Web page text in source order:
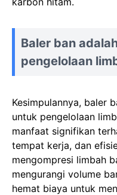
Baler ban
pengelolaan
Kesimpulannya, baler
untuk pengelolaan
manfaat signifikan
tempat kerja, dan
mengompresi limbah
mengurangi volume
hemat biaya untuk